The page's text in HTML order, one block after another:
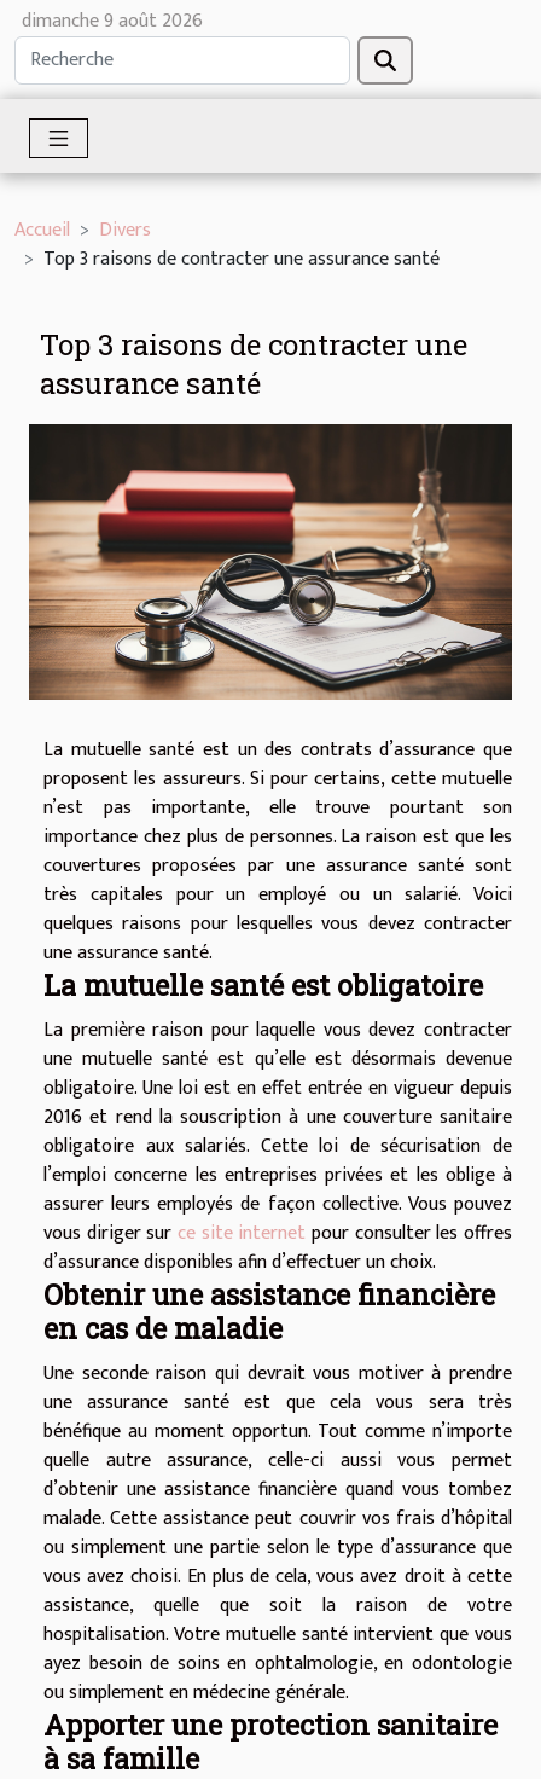
dimanche 9 août 2026
Accueil
Divers
Top 3 raisons de contracter une assurance santé
Top 3 raisons de contracter une
assurance santé
La mutuelle santé est un des contrats d’assurance que
proposent les assureurs. Si pour certains, cette mutuelle
n’est pas importante, elle trouve pourtant son
importance chez plus de personnes. La raison est que les
couvertures proposées par une assurance santé sont
très capitales pour un employé ou un salarié. Voici
quelques raisons pour lesquelles vous devez contracter
une assurance santé.
La mutuelle santé est obligatoire
La première raison pour laquelle vous devez contracter
une mutuelle santé est qu’elle est désormais devenue
obligatoire. Une loi est en effet entrée en vigueur depuis
2016 et rend la souscription à une couverture sanitaire
obligatoire aux salariés. Cette loi de sécurisation de
l’emploi concerne les entreprises privées et les oblige à
assurer leurs employés de façon collective. Vous pouvez
vous diriger surce site internet pour consulter les offres
d’assurance disponibles afin d’effectuer un choix.
Obtenir une assistance financière
en cas de maladie
Une seconde raison qui devrait vous motiver à prendre
une assurance santé est que cela vous sera très
bénéfique au moment opportun. Tout comme n’importe
quelle autre assurance, celle-ci aussi vous permet
d’obtenir une assistance financière quand vous tombez
malade. Cette assistance peut couvrir vos frais d’hôpital
ou simplement une partie selon le type d’assurance que
vous avez choisi. En plus de cela, vous avez droit à cette
assistance, quelle que soit la raison de votre
hospitalisation. Votre mutuelle santé intervient que vous
ayez besoin de soins en ophtalmologie, en odontologie
ou simplement en médecine générale.
Apporter une protection sanitaire
à sa famille